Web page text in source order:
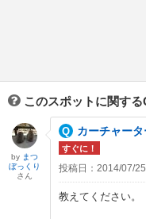
このスポットに関する
カーチャータ
すぐに！
投稿日：2014/07/25
教えてください。
by まつ
ぼっくり
さん